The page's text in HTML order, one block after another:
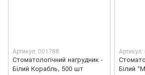
Артикул: 001788
Стоматологічний нагрудник -
Білий Корабль, 500 шт
Білий